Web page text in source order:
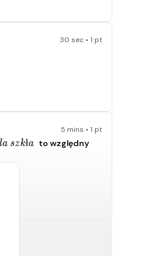
30 sec • 1 pt
5 mins • 1 pt
n_2-dla\ szkła
la szkła to względny
rysunek to